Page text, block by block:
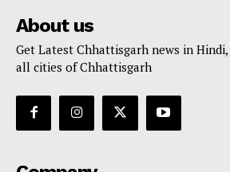
About us
Get Latest Chhattisgarh news in
all cities of Chhattisgarh